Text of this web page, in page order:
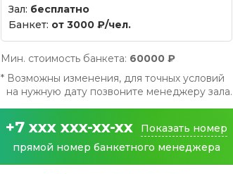
Зал: бесплатно
Банкет: от 3000 ₽/чел.
Мин. стоимость банкета: 60000 ₽
* Возможны изменения, для точных условий
на нужную дату позвоните менеджеру зала.
+7 xxx xxx-xx-xx
Показать номер
прямой номер банкетного менеджера